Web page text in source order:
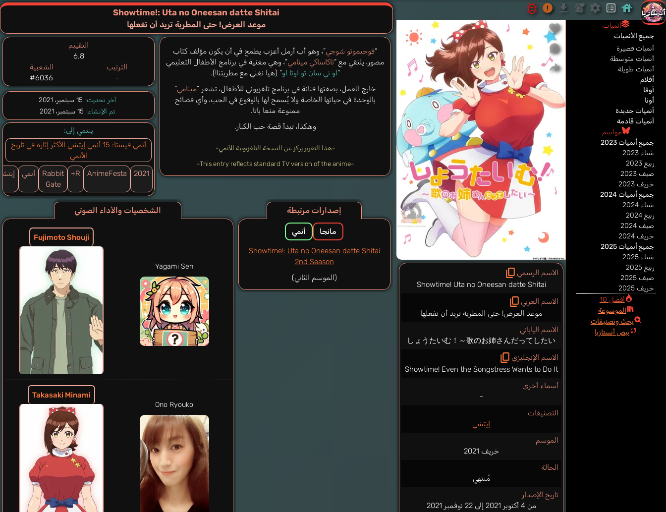
الاسم الرسمي
Showtime! Uta no Oneesan datte Shitai
الاسم العربي
موعد العرض! حتى المطربة تريد أن تفعلها
الاسم الياباني
しょうたいむ！～歌のお姉さんだってしたい
الاسم الإنجليزي
Showtime! Even the Songstress Wants to Do It
أسماء أخرى
–
التصنيفات
إيتشي
الموسم
خريف 2021
الحالة
مُنتهي
تاريخ الإصدار
من 4 أكتوبر 2021 إلى 22 نوفمبر 2021
Showtime!: Uta no Oneesan datte Shitai
موعد العرض! حتى المطربة تريد أن تفعلها
“فوجيموتو شوجي”، وهو أب أرمل أعزب يطمح في أن يكون مؤلف كتاب
مصور، يلتقي مع “تاكاساكي مينامي”، وهي مغنية في برنامج الأطفال التعليمي
“او ني سان تو اوتا او” (هيا نغني مع مطربتنا!).
خارج العمل، بصفتها فنانة في برنامج تلفزيوني للأطفال، تشعر “مينامي”
بالوحدة في حياتها الخاصة ولا يُسمح لها بالوقوع في الحب، وأي فضائح
ممنوعة منعا باتا.
وهكذا، تبدأ قصة حب الكبار.
-هذا التقرير يركز عن النسخة التلفزيونية للأنمي-
-This entry reflects standard TV version of the anime-
التقييم
6.8
الترتيب
-
الشعبية
#6036
آخر تحديث: 15 سبتمبر، 2021
تم الإنشاء: 15 سبتمبر، 2021
ينتمي إلى:
أنمي فيستا: 15 أنمي إيتشي الأكثر إثارة في تاريخ
الأنمي
2021
AnimeFesta
R+
Rabbit
Gate
أنمي
إصدارات مرتبطة
مانجا أنمي
Showtime!: Uta no Oneesan datte Shitai
2nd Season
(الموسم الثاني)
الشخصيات والأداء الصوتي
Fujimoto Shouji
Yagami Sen
Takasaki Minami
Ono Ryouko
أنميات
جميع الأنميات
أنميات قصيرة
أنميات متوسطة
أنميات طويلة
أفلام
أوفا
أونا
أنميات جديدة
أنميات قادمة
مواسم
جميع أنميات 2023
شتاء 2023
ربيع 2023
صيف 2023
خريف 2023
جميع أنميات 2024
شتاء 2024
ربيع 2024
صيف 2024
خريف 2024
جميع أنميات 2025
شتاء 2025
ربيع 2025
صيف 2025
خريف 2025
أفضل 10
الموسوعة
بحث وتصنيفات
نبض أنستازيا